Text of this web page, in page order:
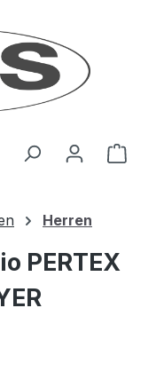
Herren
PERTEX